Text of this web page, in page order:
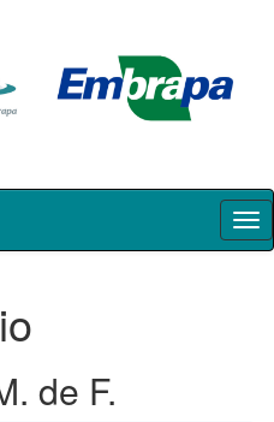
de F.